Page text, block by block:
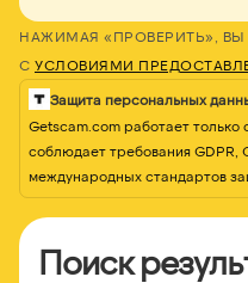
НАЖИМАЯ «ПРОВЕРИТЬ»,
С УСЛОВИЯМИ
Защита персональных
Getscam.com работает
соблюдает требования GDPR,
международных стандартов
Поиск